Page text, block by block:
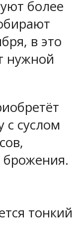
более
в это
нужной
с суслом
брожения.
тонкий